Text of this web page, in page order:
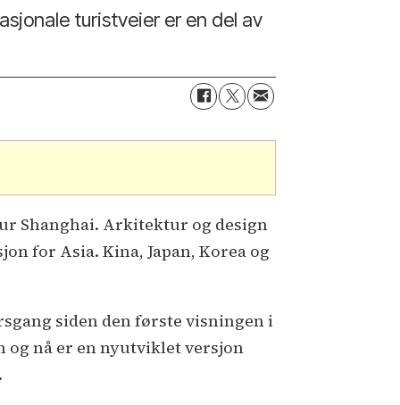
turistveier er en del av
Shanghai. Arkitektur og design
for Asia. Kina, Japan, Korea og
siden den første visningen i
og nå er en nyutviklet versjon